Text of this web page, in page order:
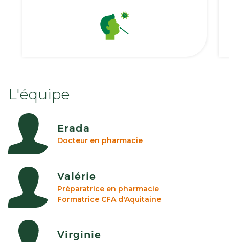
L'équipe
Erada
Docteur en pharmacie
Valérie
Préparatrice en pharmacie
Formatrice CFA d'Aquitaine
Virginie